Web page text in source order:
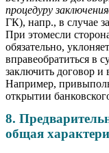
процедуру
ГК), напр., в случае
При этомесли
обязательно,
вправеобратиться в
заключить договор и
Например,
открытии
8.
общая